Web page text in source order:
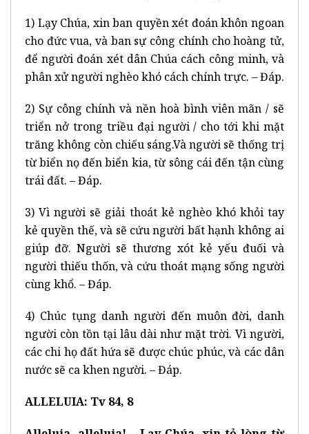
1) Lạy Chúa, xin ban quyền xét đoán khôn ngoan
cho đức vua, và ban sự công chính cho hoàng tử,
để người đoán xét dân Chúa cách công minh, và
phân xử người nghèo khó cách chính trực. – Đáp.
2) Sự công chính và nền hoà bình viên mãn / sẽ
triển nở trong triều đại người / cho tới khi mặt
trăng không còn chiếu sáng.Và người sẽ thống trị
từ biển nọ đến biển kia, từ sông cái đến tận cùng
trái đất. – Đáp.
3) Vì người sẽ giải thoát kẻ nghèo khó khỏi tay
kẻ quyền thế, và sẽ cứu người bất hạnh không ai
giúp đỡ. Người sẽ thương xót kẻ yếu đuối và
người thiếu thốn, và cứu thoát mạng sống người
cùng khổ. – Đáp.
4) Chúc tụng danh người đến muôn đời, danh
người còn tồn tại lâu dài như mặt trời. Vì người,
các chi họ đất hứa sẽ được chúc phúc, và các dân
nước sẽ ca khen người. – Đáp.
ALLELUIA: Tv 84, 8